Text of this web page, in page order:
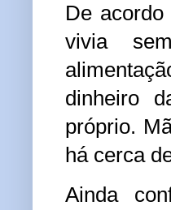
De
vivia
dinheiro
próprio.
há cerca
Ainda